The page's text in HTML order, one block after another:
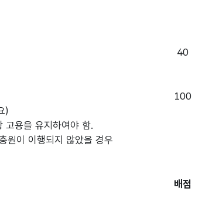
40
100
)
용을 유지하여야 함.
이 이행되지 않았을 경우
배점